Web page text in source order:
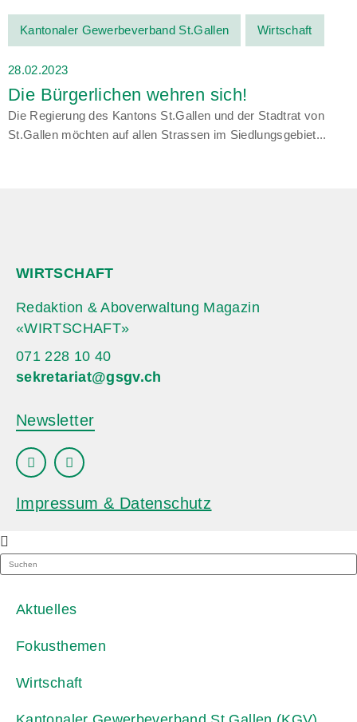
Kantonaler Gewerbeverband St.Gallen Wirtschaft
28.02.2023
Die Bürgerlichen wehren sich!
Die Regierung des Kantons St.Gallen und der Stadtrat von
St.Gallen möchten auf allen Strassen im Siedlungsgebiet...
WIRTSCHAFT
Redaktion & Aboverwaltung Magazin
«WIRTSCHAFT»
071 228 10 40
sekretariat@gsgv.ch
Newsletter
Impressum & Datenschutz
Aktuelles
Fokusthemen
Wirtschaft